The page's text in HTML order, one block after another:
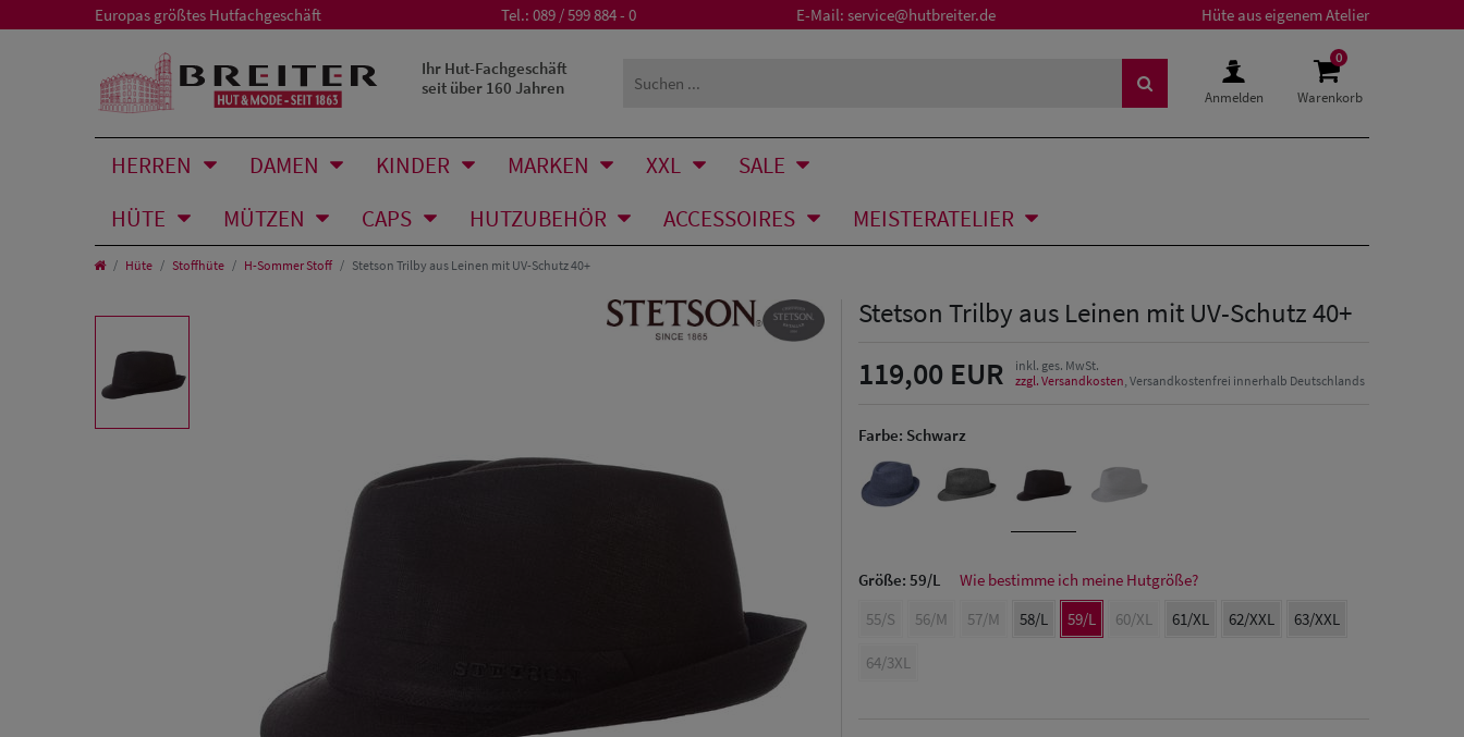
Europas größtes Hutfachgeschäft Tel.: 089 / 599 884 - 0 E-Mail: service@hutbreiter.de Hüte aus eigenem Atelier
Ihr Hut-Fachgeschäft
seit über 160 Jahren
Anmelden
0
Warenkorb
HERREN DAMEN KINDER MARKEN XXL
SALE
HÜTE
MÜTZEN CAPS HUTZUBEHÖR ACCESSOIRES MEISTERATELIER
Hüte Stoffhüte H-Sommer Stoff Stetson Trilby aus Leinen mit UV-Schutz 40+
Stetson Trilby aus Leinen mit UV-Schutz 40+
119,00 EUR
inkl. ges. MwSt.
zzgl. Versandkosten, Versandkostenfrei innerhalb Deutschlands
Farbe: Schwarz
Größe: 59/L
Wie bestimme ich meine Hutgröße?
55/S
56/M 57/M 58/L 59/L 60/XL 61/XL 62/XXL 63/XXL
64/3XL